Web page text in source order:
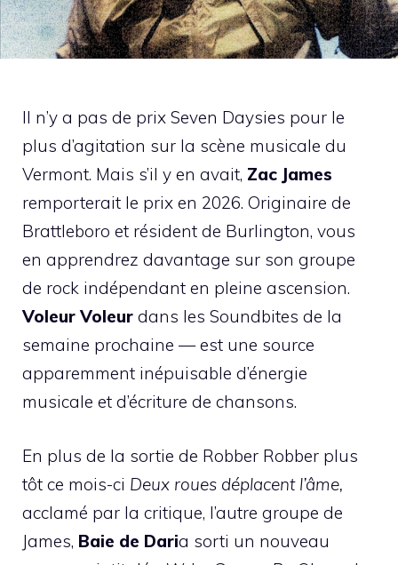
Il n’y a pas de prix Seven Daysies pour le
plus d’agitation sur la scène musicale du
Vermont. Mais s’il y en avait, Zac James
remporterait le prix en 2026. Originaire de
Brattleboro et résident de Burlington, vous
en apprendrez davantage sur son groupe
de rock indépendant en pleine ascension.
Voleur Voleur dans les Soundbites de la
semaine prochaine — est une source
apparemment inépuisable d’énergie
musicale et d’écriture de chansons.
En plus de la sortie de Robber Robber plus
tôt ce mois-ci Deux roues déplacent l’âme,
acclamé par la critique, l’autre groupe de
James, Baie de Daria sorti un nouveau